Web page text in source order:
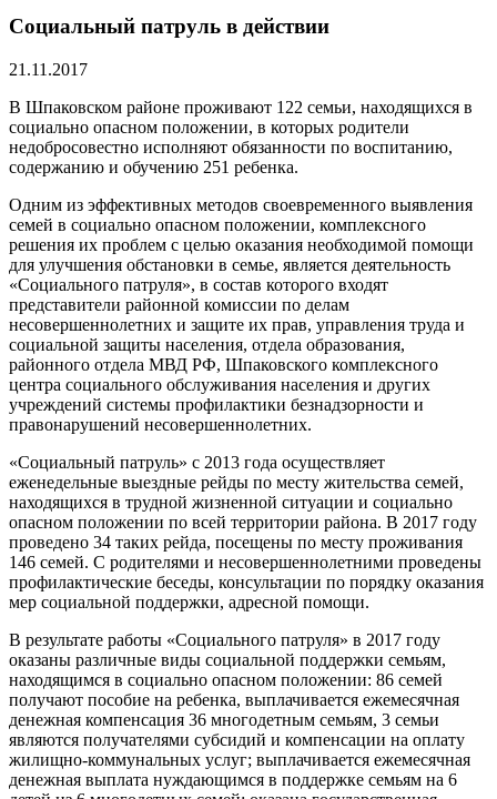
Социальный патруль в действии
21.11.2017
В Шпаковском районе проживают 122 семьи, находящихся в
социально опасном положении, в которых родители
недобросовестно исполняют обязанности по воспитанию,
содержанию и обучению 251 ребенка.
Одним из эффективных методов своевременного выявления
семей в социально опасном положении, комплексного
решения их проблем с целью оказания необходимой помощи
для улучшения обстановки в семье, является деятельность
«Социального патруля», в состав которого входят
представители районной комиссии по делам
несовершеннолетних и защите их прав, управления труда и
социальной защиты населения, отдела образования,
районного отдела МВД РФ, Шпаковского комплексного
центра социального обслуживания населения и других
учреждений системы профилактики безнадзорности и
правонарушений несовершеннолетних.
«Социальный патруль» с 2013 года осуществляет
еженедельные выездные рейды по месту жительства семей,
находящихся в трудной жизненной ситуации и социально
опасном положении по всей территории района. В 2017 году
проведено 34 таких рейда, посещены по месту проживания
146 семей. С родителями и несовершеннолетними проведены
профилактические беседы, консультации по порядку оказания
мер социальной поддержки, адресной помощи.
В результате работы «Социального патруля» в 2017 году
оказаны различные виды социальной поддержки семьям,
находящимся в социально опасном положении: 86 семей
получают пособие на ребенка, выплачивается ежемесячная
денежная компенсация 36 многодетным семьям, 3 семьи
являются получателями субсидий и компенсации на оплату
жилищно-коммунальных услуг; выплачивается ежемесячная
денежная выплата нуждающимся в поддержке семьям на 6